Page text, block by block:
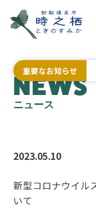
重要なお知らせ
NEWS
ニュース
2023.05.10
新型コロナウイル
いて